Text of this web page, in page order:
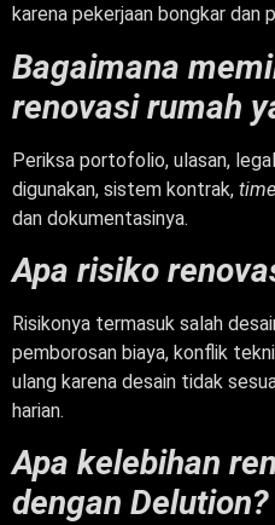
karena pekerjaan bongkar dan
Bagaimana
renovasi rumah
Periksa portofolio, ulasan,
digunakan, sistem kontrak,
dan dokumentasinya.
Apa risiko
Risikonya termasuk salah
pemborosan biaya, konflik
ulang karena desain tidak
harian.
Apa kelebihan
dengan Delution?